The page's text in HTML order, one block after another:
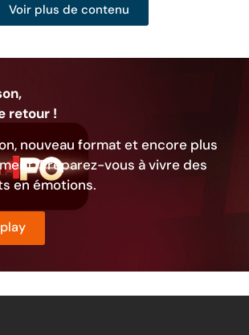
Voir plus de contenu
retour !
nouveau format et encore plus
Préparez-vous à vivre des
en émotions.